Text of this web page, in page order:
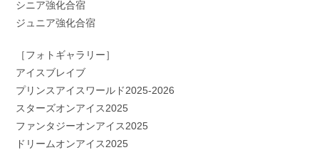
シニア強化合宿
ジュニア強化合宿
［フォトギャラリー］
アイスブレイブ
プリンスアイスワールド2025-2026
スターズオンアイス2025
ファンタジーオンアイス2025
ドリームオンアイス2025